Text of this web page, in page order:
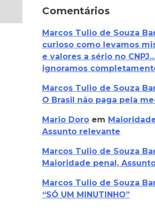
Comentários
Marcos Tulio de Souza
curioso como levamos
e valores a sério no
ignoramos
Marcos Tulio de Souza
O Brasil não paga pela
Mario Doro em
Assunto relevante
Marcos Tulio de Souza
Maioridade penal,
Marcos Tulio de Souza
“SÓ UM MINUTINHO”